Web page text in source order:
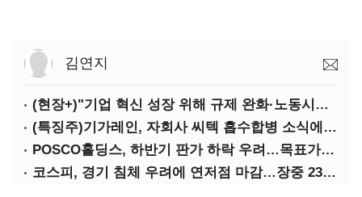
김연지
(현장+)"기업 혁신 성장 위해 규제 완화·노동시장 유연화 필요"
(특징주)기가레인, 자회사 씨텍 흡수합병 소식에 '강세'
POSCO홀딩스, 하반기 판가 하락 우려…목표가↓-대신
코스피, 경기 침체 우려에 연저점 마감…장중 2300선 붕괴